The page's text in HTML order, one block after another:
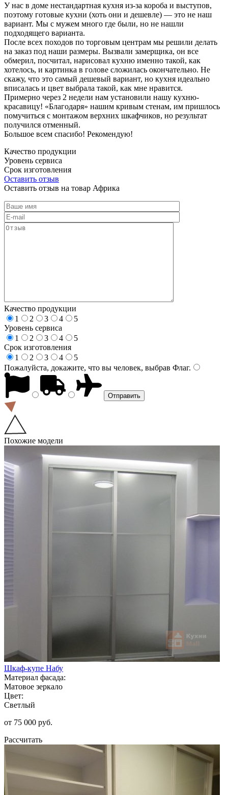
У нас в доме нестандартная кухня из-за короба и выступов,
поэтому готовые кухни (хоть они и дешевле) — это не наш
вариант. Мы с мужем много где были, но не нашли
подходящего варианта.
После всех походов по торговым центрам мы решили делать
на заказ под наши размеры. Вызвали замерщика, он все
обмерил, посчитал, нарисовал кухню именно такой, как
хотелось, и картинка в голове сложилась окончательно. Не
скажу, что это самый дешевый вариант, но кухня идеально
вписалась и цвет выбрала такой, как мне нравится.
Примерно через 2 недели нам установили нашу кухню-
красавицу! «Благодаря» нашим кривым стенам, им пришлось
помучиться с монтажом верхних шкафчиков, но результат
получился отменный.
Большое всем спасибо! Рекомендую!
Качество продукции
Уровень сервиса
Срок изготовления
Оставить отзыв
Оставить отзыв на товар Африка
Качество продукции
1
2 3 4
5
Уровень сервиса
1
2 3 4
5
Срок изготовления
1
2 3 4
5
Пожалуйста, докажите, что вы человек, выбрав Флаг.
Похожие модели
Шкаф-купе Набу
Материал фасада:
Матовое зеркало
Цвет:
Светлый
от 75 000 руб.
Рассчитать